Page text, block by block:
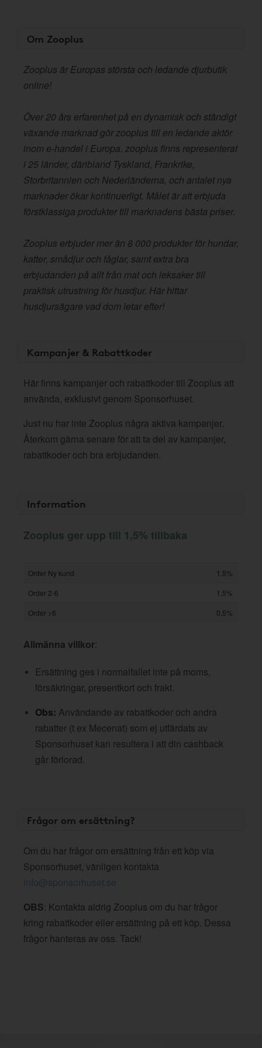
Om Zooplus
Zooplus är Europas största och ledande djurbutik
online!
Över 20 års erfarenhet på en dynamisk och ständigt
växande marknad gör zooplus till en ledande aktör
inom e-handel i Europa. zooplus finns representerat
i 25 länder, däribland Tyskland, Frankrike,
Storbritannien och Nederländerna, och antalet nya
marknader ökar kontinuerligt. Målet är att erbjuda
förstklassiga produkter till marknadens bästa priser.
Zooplus erbjuder mer än 8 000 produkter för hundar,
katter, smådjur och fåglar, samt extra bra
erbjudanden på allt från mat och leksaker till
praktisk utrustning för husdjur. Här hittar
husdjursägare vad dom letar efter!
Kampanjer & Rabattkoder
Här finns kampanjer och rabattkoder till Zooplus att
använda, exklusivt genom Sponsorhuset.
Just nu har inte Zooplus några aktiva kampanjer.
Återkom gärna senare för att ta del av kampanjer,
rabattkoder och bra erbjudanden.
Information
Zooplus ger upp till 1,5% tillbaka
Order Ny kund
1,5%
Order 2-6
1,5%
Order >6
0,5%
Allmänna villkor:
Ersättning ges i normalfallet inte på moms,
försäkringar, presentkort och frakt.
Obs: Användande av rabattkoder och andra
rabatter (t ex Mecenat) som ej utfärdats av
Sponsorhuset kan resultera i att din cashback
går förlorad.
Frågor om ersättning?
Om du har frågor om ersättning från ett köp via
Sponsorhuset, vänligen kontakta
info@sponsorhuset.se
OBS: Kontakta aldrig Zooplus om du har frågor
kring rabattkoder eller ersättning på ett köp. Dessa
frågor hanteras av oss. Tack!